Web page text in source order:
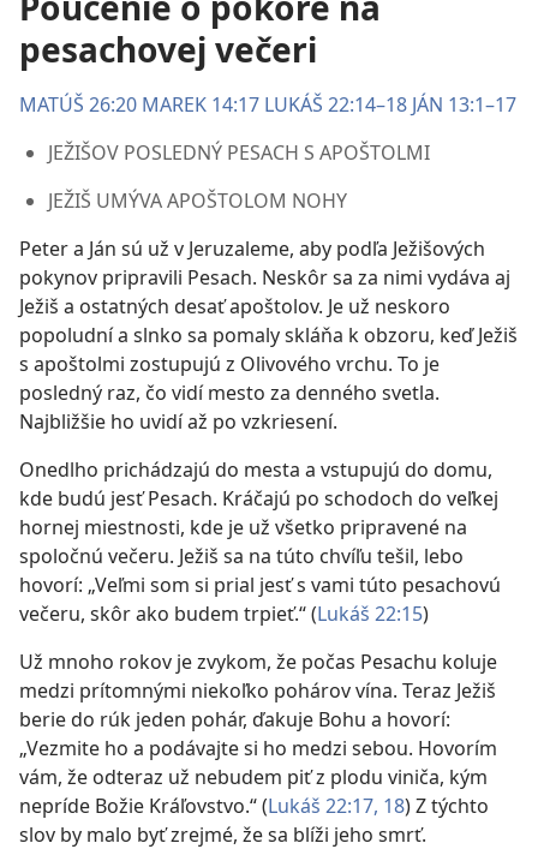
pesachovej večeri
MATÚŠ 26:20 MAREK 14:17 LUKÁŠ 22:14–18 JÁN 13:1–17
JEŽIŠOV POSLEDNÝ PESACH S APOŠTOLMI
JEŽIŠ UMÝVA APOŠTOLOM NOHY
Peter a Ján sú už v Jeruzaleme, aby podľa Ježišových
pokynov pripravili Pesach. Neskôr sa za nimi vydáva aj
Ježiš a ostatných desať apoštolov. Je už neskoro
popoludní a slnko sa pomaly skláňa k obzoru, keď Ježiš
s apoštolmi zostupujú z Olivového vrchu. To je
posledný raz, čo vidí mesto za denného svetla.
Najbližšie ho uvidí až po vzkriesení.
Onedlho prichádzajú do mesta a vstupujú do domu,
kde budú jesť Pesach. Kráčajú po schodoch do veľkej
hornej miestnosti, kde je už všetko pripravené na
spoločnú večeru. Ježiš sa na túto chvíľu tešil, lebo
hovorí: „Veľmi som si prial jesť s vami túto pesachovú
večeru, skôr ako budem trpieť.“ (Lukáš 22:15)
Už mnoho rokov je zvykom, že počas Pesachu koluje
medzi prítomnými niekoľko pohárov vína. Teraz Ježiš
berie do rúk jeden pohár, ďakuje Bohu a hovorí:
„Vezmite ho a podávajte si ho medzi sebou. Hovorím
vám, že odteraz už nebudem piť z plodu viniča, kým
nepríde Božie Kráľovstvo.“ (Lukáš 22:17, 18) Z týchto
slov by malo byť zrejmé, že sa blíži jeho smrť.